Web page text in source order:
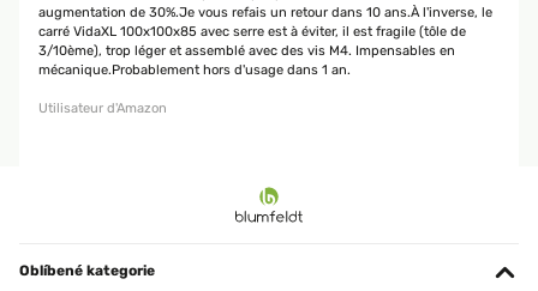
augmentation de 30%.Je vous refais un retour dans 10 ans.À l'inverse, le
carré VidaXL 100x100x85 avec serre est à éviter, il est fragile (tôle de
3/10ème), trop léger et assemblé avec des vis M4. Impensables en
mécanique.Probablement hors d'usage dans 1 an.
Utilisateur d'Amazon
Oblíbené kategorie